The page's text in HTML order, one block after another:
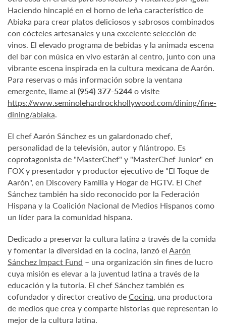
Haciendo hincapié en el horno de leña característico de
Abiaka para crear platos deliciosos y sabrosos combinados
con cócteles artesanales y una excelente selección de
vinos. El elevado programa de bebidas y la animada escena
del bar con música en vivo estarán al centro, junto con una
vibrante escena inspirada en la cultura mexicana de Aarón.
Para reservas o más información sobre la ventana
emergente, llame al (954) 377-5244o visite
https://www.seminolehardrockhollywood.com/dining/fine-
dining/abiaka.
El chef Aarón Sánchez es un galardonado chef,
personalidad de la televisión, autor y filántropo. Es
coprotagonista de "MasterChef" y "MasterChef Junior" en
FOX y presentador y productor ejecutivo de "El Toque de
Aarón", en Discovery Familia y Hogar de HGTV. El Chef
Sánchez también ha sido reconocido por la Federación
Hispana y la Coalición Nacional de Medios Hispanos como
un líder para la comunidad hispana.
Dedicado a preservar la cultura latina a través de la comida
y fomentar la diversidad en la cocina, lanzó elAarón
Sánchez Impact Fund – una organización sin fines de lucro
cuya misión es elevar a la juventud latina a través de la
educación y la tutoría. El chef Sánchez también es
cofundador y director creativo deCocina, una productora
de medios que crea y comparte historias que representan lo
mejor de la cultura latina.